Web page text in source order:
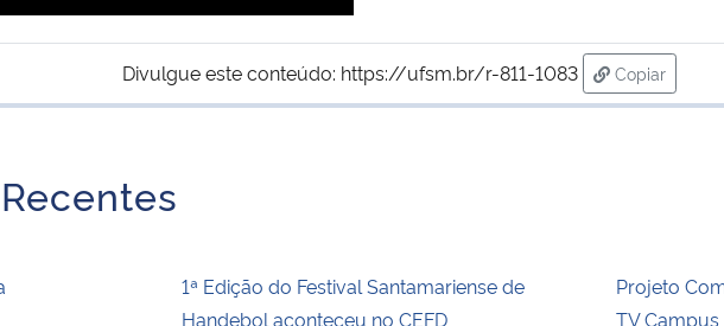
Divulgue este conteúdo: https://ufsm.br/r-811-1083
Copiar
para área
1ª Edição do Festival Santamariense de
Handebol aconteceu no CEFD
Projeto
TV